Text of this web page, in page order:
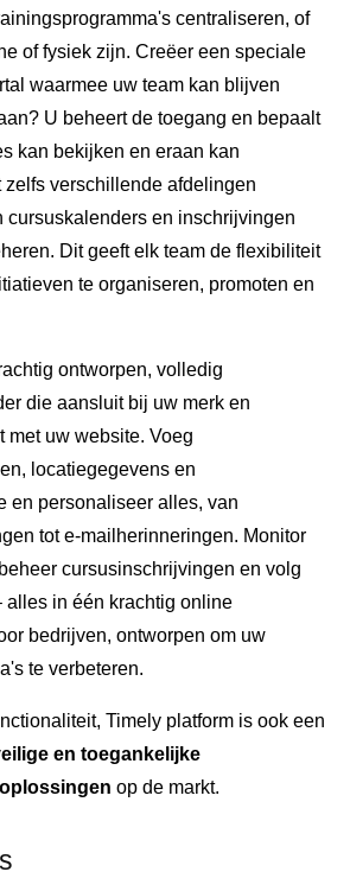
centraliseren, of
of fysiek zijn. Creëer een speciale
waarmee uw team kan blijven
U beheert de toegang en bepaalt
kan bekijken en eraan kan
verschillende afdelingen
cursuskalenders en inschrijvingen
Dit geeft elk team de flexibiliteit
te organiseren, promoten en
ontworpen, volledig
die aansluit bij uw merk en
met uw website. Voeg
locatiegegevens en
en personaliseer alles, van
tot e-mailherinneringen. Monitor
cursusinschrijvingen en volg
alles in één krachtig online
bedrijven, ontworpen om uw
te verbeteren.
Timely platform is ook een
en toegankelijke
op de markt.